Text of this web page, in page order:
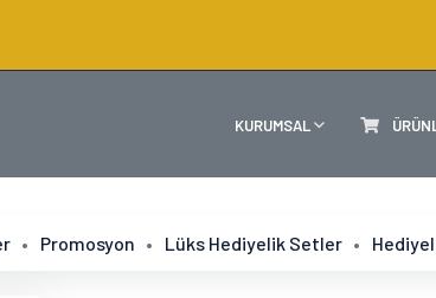
KURUMSAL
Promosyon Lüks Hediyelik Setler